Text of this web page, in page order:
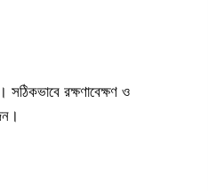
রক্ষণাবেক্ষণ ও